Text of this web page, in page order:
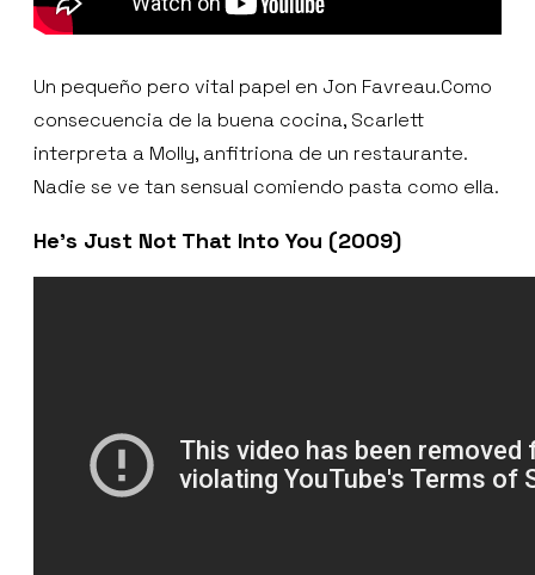
Un pequeño pero vital papel en Jon Favreau.Como
consecuencia de la buena cocina, Scarlett
interpreta a Molly, anfitriona de un restaurante.
Nadie se ve tan sensual comiendo pasta como ella.
He’s Just Not That Into You (2009)